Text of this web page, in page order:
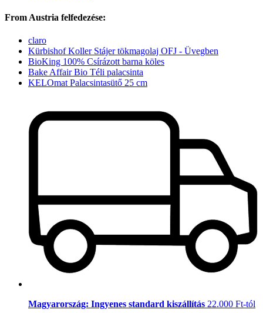
From Austria felfedezése:
claro
Kürbishof Koller Stájer tökmagolaj OFJ - Üvegben
BioKing 100% Csírázott barna köles
Bake Affair Bio Téli palacsinta
KELOmat Palacsintasütő 25 cm
Magyarország: Ingyenes standard kiszállítás 22.000 Ft-tól